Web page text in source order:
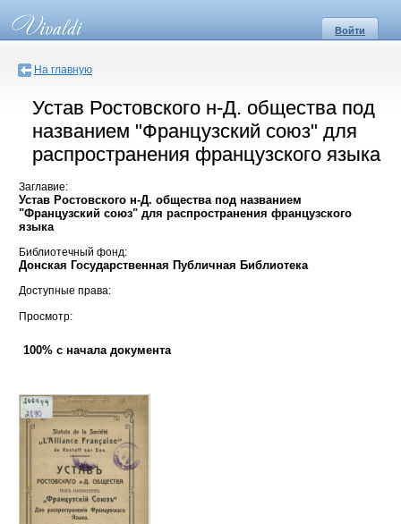
Войти
На главную
Устав Ростовского н-Д. общества под
названием "Французский союз" для
распространения французского языка
Заглавие:
Устав Ростовского н-Д. общества под названием
"Французский союз" для распространения французского
языка
Библиотечный фонд:
Донская Государственная Публичная Библиотека
Доступные права:
Просмотр:
100% с начала документа